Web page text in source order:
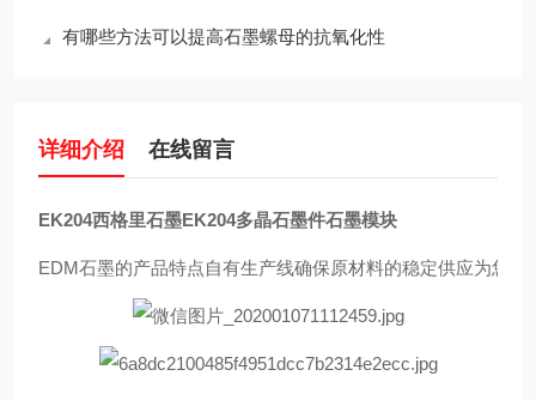
有哪些方法可以提高石墨螺母的抗氧化性
详细介绍 在线留言
EK204西格里石墨EK204多晶石墨件石墨模块
EDM石墨的产品特点自有生产线确保原材料的稳定供应为您